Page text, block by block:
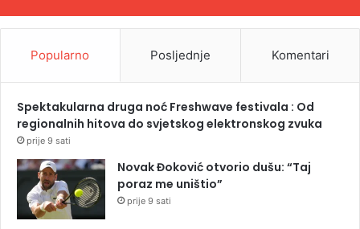
Popularno Posljednje Komentari
Spektakularna druga noć Freshwave festivala : Od
regionalnih hitova do svjetskog elektronskog zvuka
prije 9 sati
Novak Đoković otvorio dušu: “Taj
poraz me uništio”
prije 9 sati